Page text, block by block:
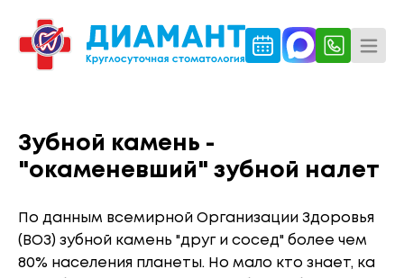
Зубной камень -
"окаменевший" зубной налет
По данным всемирной Организации Здоровья
(ВОЗ) зубной камень "друг и сосед" более чем
80% населения планеты. Но мало кто знает, ка